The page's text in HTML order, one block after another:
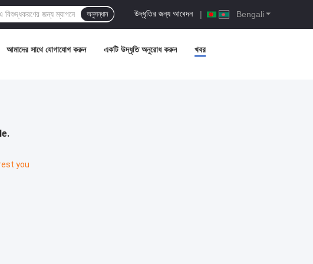
Bengali
উদ্ধৃতির জন্য আবেদন |
অনুসন্ধান
আমাদের সাথে যোগাযোগ করুন একটি উদ্ধৃতি অনুরোধ করুন খবর
you